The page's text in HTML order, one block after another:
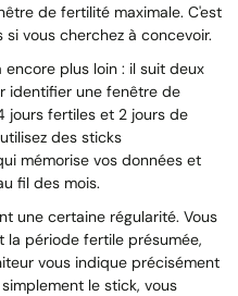
de fertilité maximale. C'est
vous cherchez à concevoir.
encore plus loin : il suit deux
identifier une fenêtre de
jours fertiles et 2 jours de
des sticks
mémorise vos données et
fil des mois.
une certaine régularité. Vous
période fertile présumée,
vous indique précisément
le stick, vous